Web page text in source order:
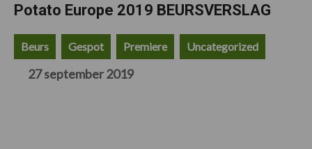
Potato Europe 2019 BEURSVERSLAG
Beurs Gespot Premiere Uncategorized
27 september 2019